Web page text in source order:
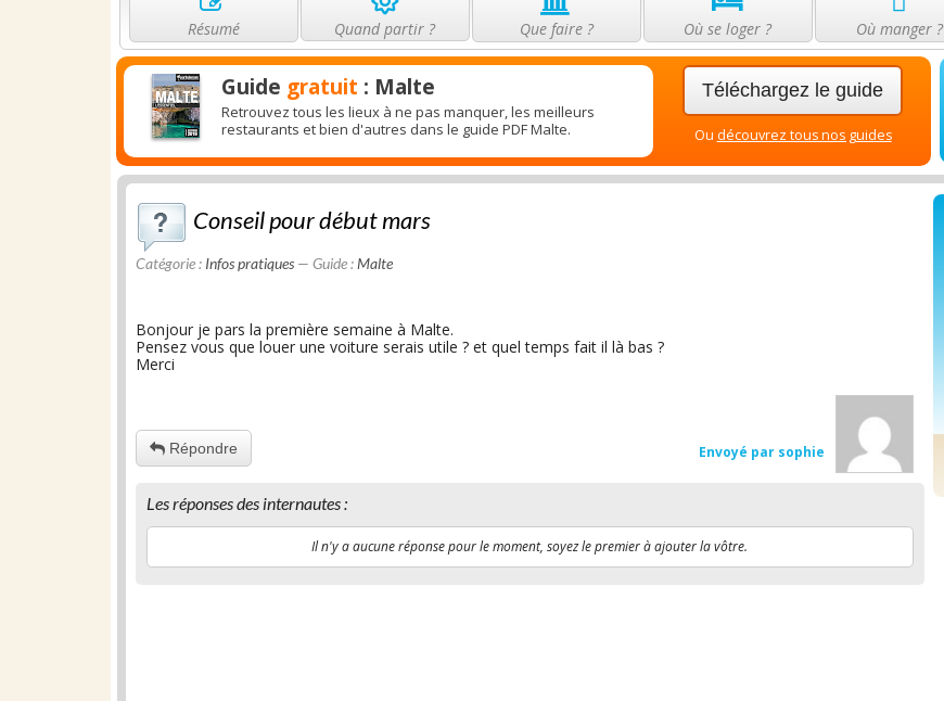
Résumé Quand partir ? Que faire ? Où se loger ? Où manger ?
Guide gratuit : Malte
Retrouvez tous les lieux à ne pas manquer, les meilleurs
restaurants et bien d'autres dans le guide PDF Malte.
Téléchargez le guide
Ou découvrez tous nos guides
Conseil pour début mars
Catégorie : Infos pratiques — Guide :Malte
Bonjour je pars la première semaine à Malte.
Pensez vous que louer une voiture serais utile ? et quel temps fait il là bas ?
Merci
Envoyé par sophie
Répondre
Les réponses des internautes :
Il n'y a aucune réponse pour le moment, soyez le premier à ajouter la vôtre.